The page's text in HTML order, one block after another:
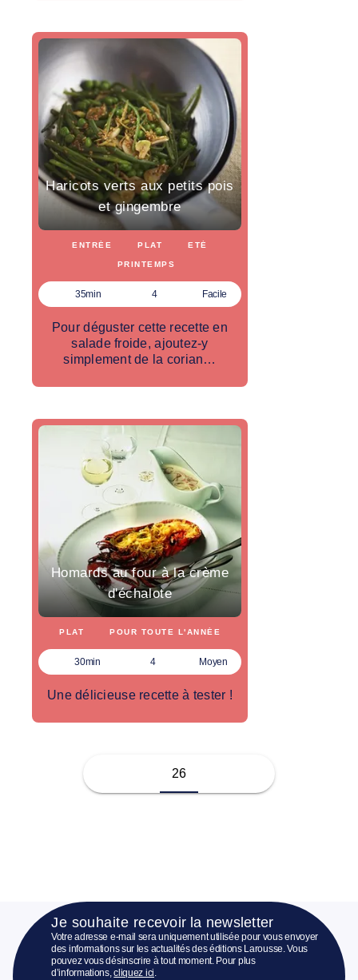
Haricots verts aux petits pois
et gingembre
ENTRÉE PLAT ETÉ
PRINTEMPS
35min 4 Facile
Pour déguster cette recette en
salade froide, ajoutez-y
simplement de la corian…
Homards au four à la crème
d'échalote
PLAT POUR TOUTE L'ANNÉE
30min 4 Moyen
Une délicieuse recette à tester !
26
Je souhaite recevoir la newsletter
Votre adresse e-mail sera uniquement utilisée pour vous envoyer
des informations sur les actualités des éditions Larousse. Vous
pouvez vous désinscrire à tout moment. Pour plus
d’informations,cliquez ici.